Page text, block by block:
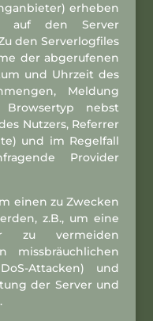
erheben
auf den Server
den Serverlogfiles
der abgerufenen
und Uhrzeit des
Meldung
nebst
Nutzers, Referrer
und im Regelfall
Provider
einen zu Zwecken
z.B., um eine
zu vermeiden
missbräuchlichen
Attacken) und
der Server und